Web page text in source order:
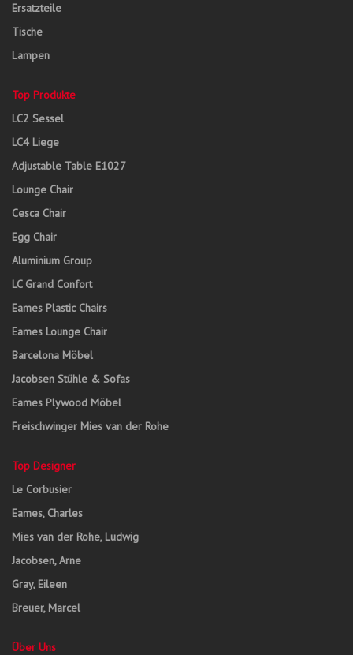
Ersatzteile
Tische
Lampen
Top Produkte
LC2 Sessel
LC4 Liege
Adjustable Table E1027
Lounge Chair
Cesca Chair
Egg Chair
Aluminium Group
LC Grand Confort
Eames Plastic Chairs
Eames Lounge Chair
Barcelona Möbel
Jacobsen Stühle & Sofas
Eames Plywood Möbel
Freischwinger Mies van der Rohe
Top Designer
Le Corbusier
Eames, Charles
Mies van der Rohe, Ludwig
Jacobsen, Arne
Gray, Eileen
Breuer, Marcel
Über Uns